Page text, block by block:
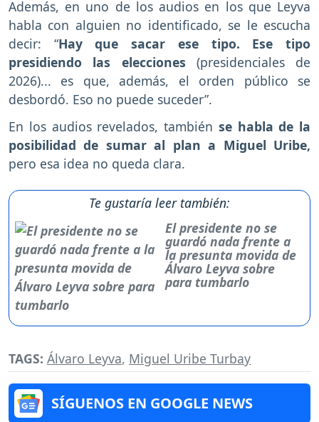
Además, en uno de los audios en los que Leyva
habla con alguien no identificado, se le escucha
decir: “Hay que sacar ese tipo. Ese tipo
presidiendo las elecciones (presidenciales de
2026)... es que, además, el orden público se
desbordó. Eso no puede suceder”.
En los audios revelados, también se habla de la
posibilidad de sumar al plan a Miguel Uribe,
pero esa idea no queda clara.
Te gustaría leer también:
El presidente no se
guardó nada frente a
la presunta movida de
Álvaro Leyva sobre
para tumbarlo
TAGS: Álvaro Leyva, Miguel Uribe Turbay
SÍGUENOS EN GOOGLE NEWS